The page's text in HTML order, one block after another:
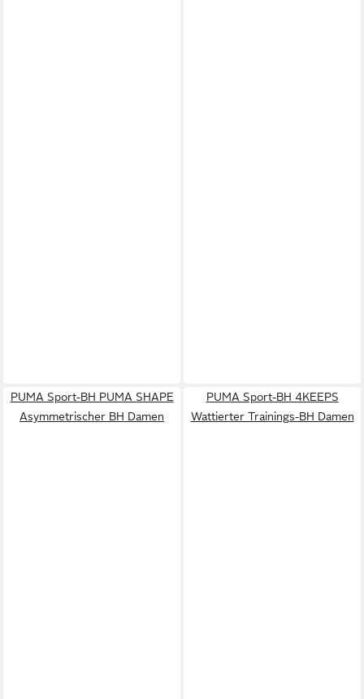
PUMA Sport-BH PUMA SHAPE
Asymmetrischer BH Damen
PUMA Sport-BH 4KEEPS
Wattierter Trainings-BH Damen